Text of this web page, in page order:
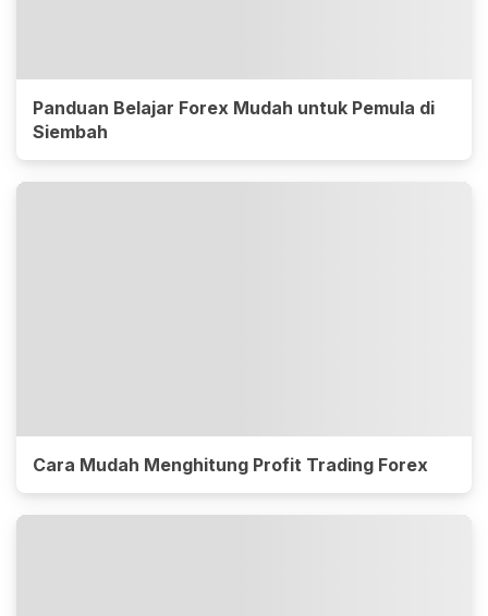
Panduan Belajar Forex Mudah untuk Pemula di
Siembah
Cara Mudah Menghitung Profit Trading Forex